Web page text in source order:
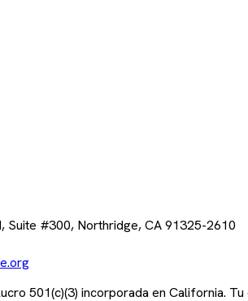
Suite #300, Northridge, CA 91325-2610
501(c)(3) incorporada en California.